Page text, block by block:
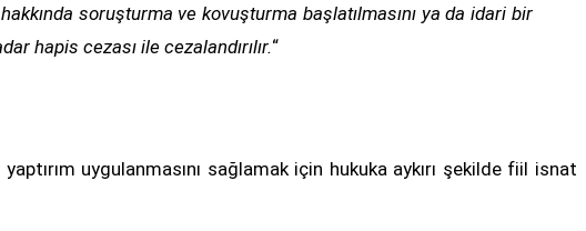
soruşturma ve kovuşturma başlatılmasını ya da idari bir
hapis cezası ile cezalandırılır.“
uygulanmasını sağlamak için hukuka aykırı şekilde fiil isnat